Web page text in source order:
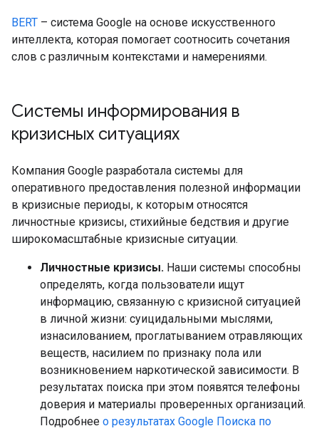
BERT – система Google на основе искусственного
интеллекта, которая помогает соотносить сочетания
слов с различным контекстами и намерениями.
Системы информирования в
кризисных ситуациях
Компания Google разработала системы для
оперативного предоставления полезной информации
в кризисные периоды, к которым относятся
личностные кризисы, стихийные бедствия и другие
широкомасштабные кризисные ситуации.
Личностные кризисы. Наши системы способны
определять, когда пользователи ищут
информацию, связанную с кризисной ситуацией
в личной жизни: суицидальными мыслями,
изнасилованием, проглатыванием отравляющих
веществ, насилием по признаку пола или
возникновением наркотической зависимости. В
результатах поиска при этом появятся телефоны
доверия и материалы проверенных организаций.
Подробнее о результатах Google Поиска по